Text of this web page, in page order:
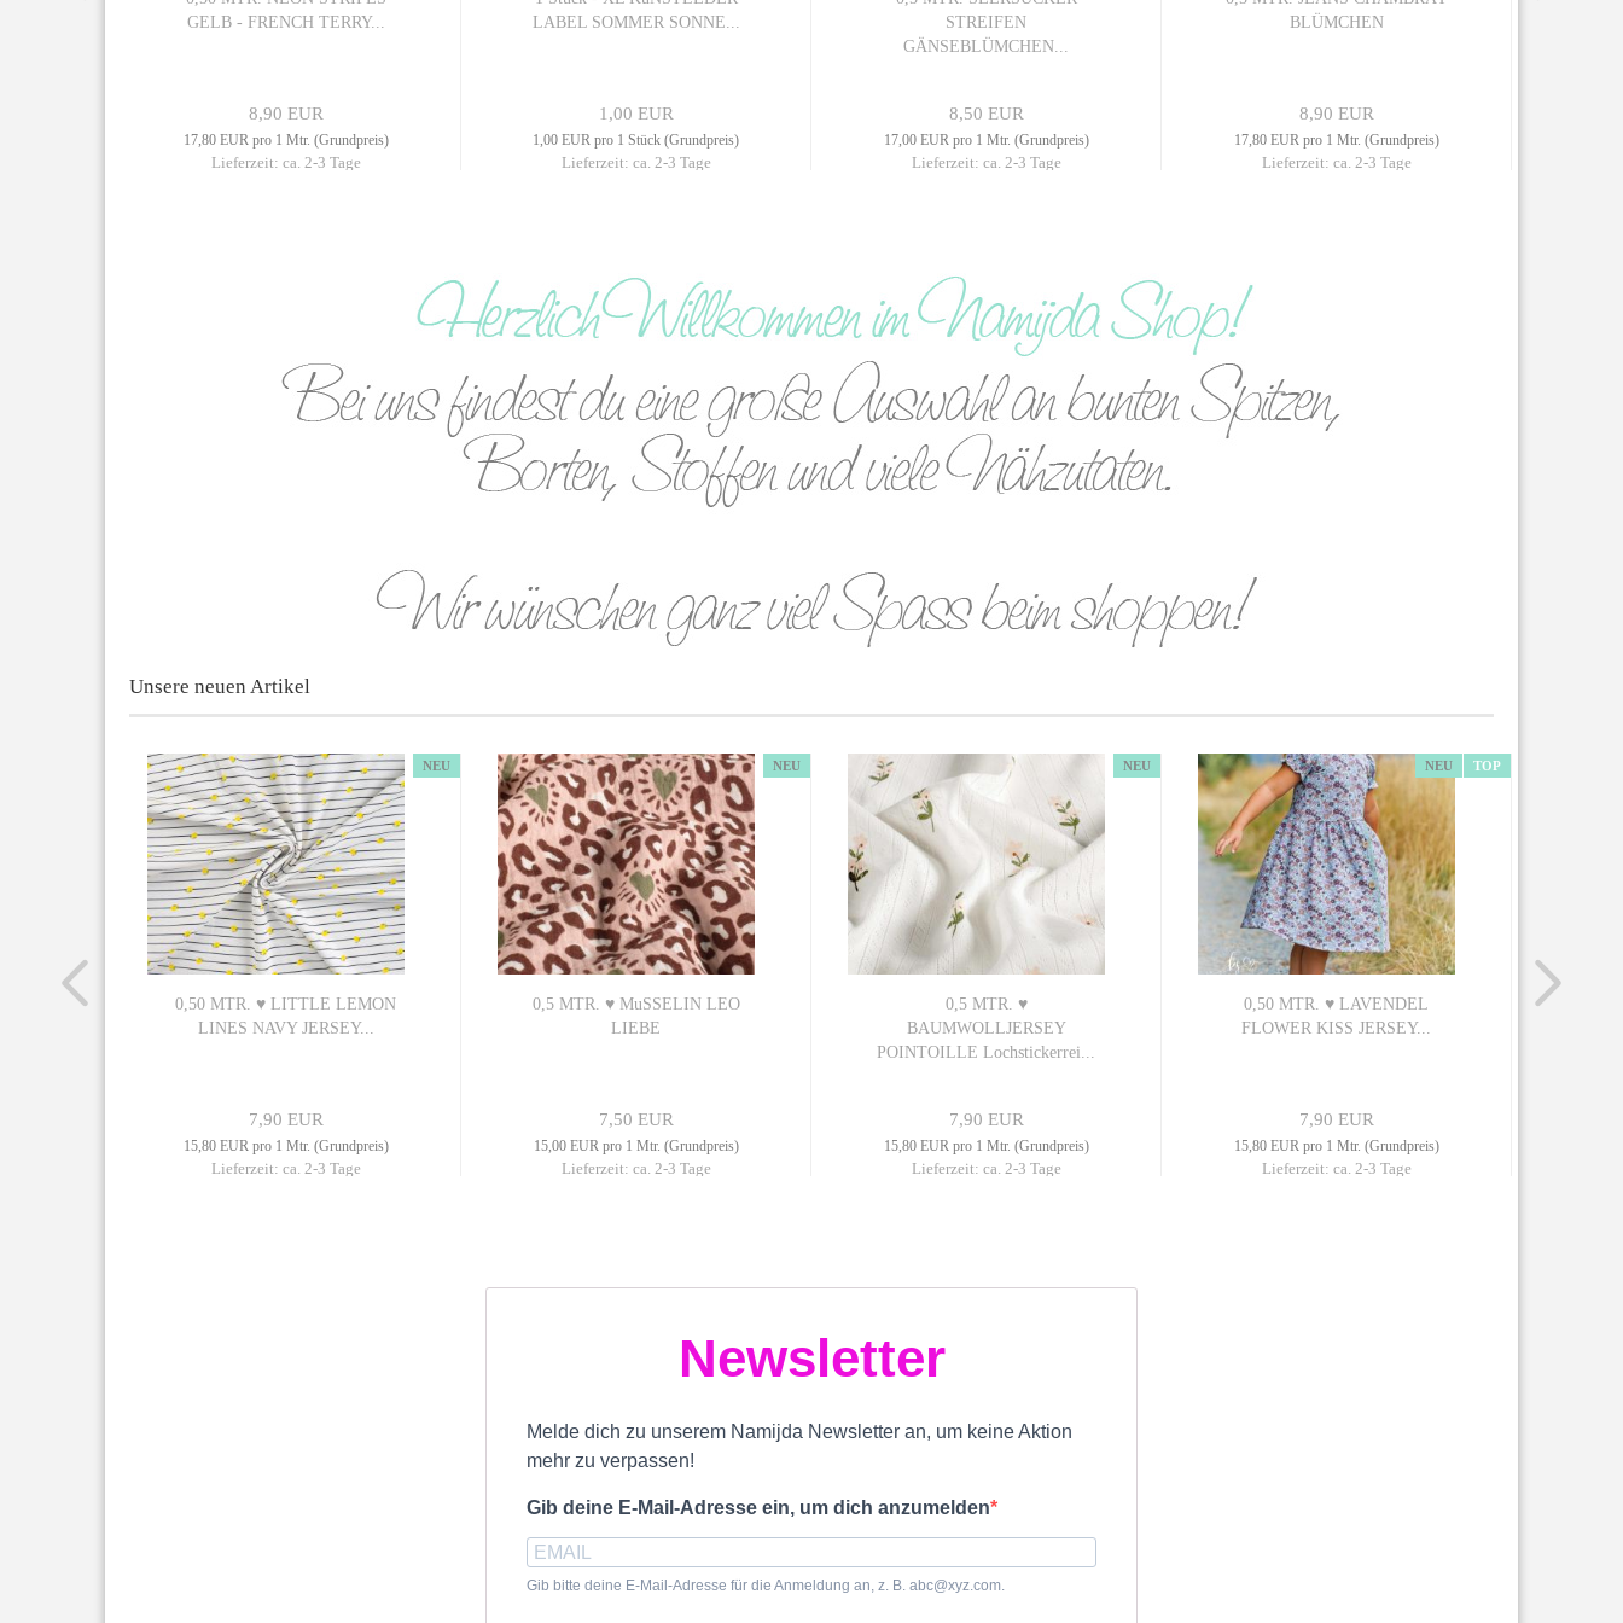
GELB - FRENCH TERRY...
8,90 EUR
17,80 EUR pro 1 Mtr. (Grundpreis)
Lieferzeit: ca. 2-3 Tage
LABEL SOMMER SONNE...
1,00 EUR
1,00 EUR pro 1 Stück (Grundpreis)
Lieferzeit: ca. 2-3 Tage
STREIFEN
GÄNSEBLÜMCHEN...
8,50 EUR
17,00 EUR pro 1 Mtr. (Grundpreis)
Lieferzeit: ca. 2-3 Tage
BLÜMCHEN
8,90 EUR
17,80 EUR pro 1 Mtr. (Grundpreis)
Lieferzeit: ca. 2-3 Tage
Unsere neuen Artikel
NEU
0,50 MTR. ♥ LITTLE LEMON
LINES NAVY JERSEY...
7,90 EUR
15,80 EUR pro 1 Mtr. (Grundpreis)
Lieferzeit: ca. 2-3 Tage
NEU
0,5 MTR. ♥ MuSSELIN LEO
LIEBE
7,50 EUR
15,00 EUR pro 1 Mtr. (Grundpreis)
Lieferzeit: ca. 2-3 Tage
NEU
0,5 MTR. ♥
BAUMWOLLJERSEY
POINTOILLE Lochstickerrei...
7,90 EUR
15,80 EUR pro 1 Mtr. (Grundpreis)
Lieferzeit: ca. 2-3 Tage
NEU TOP
0,50 MTR. ♥ LAVENDEL
FLOWER KISS JERSEY...
7,90 EUR
15,80 EUR pro 1 Mtr. (Grundpreis)
Lieferzeit: ca. 2-3 Tage
Newsletter
Melde dich zu unserem Namijda Newsletter an, um keine Aktion
mehr zu verpassen!
Gib deine E-Mail-Adresse ein, um dich anzumelden
Gib bitte deine E-Mail-Adresse für die Anmeldung an, z. B. abc@xyz.com.